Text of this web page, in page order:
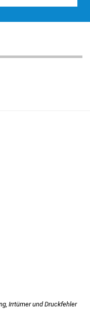
Irrtümer und Druckfehler